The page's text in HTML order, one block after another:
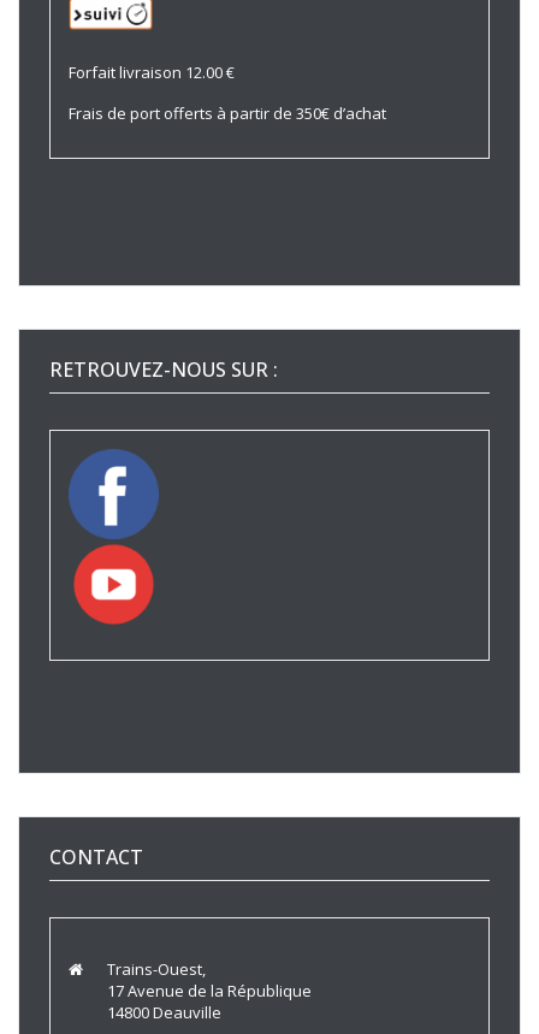
Forfait livraison 12.00 €
Frais de port offerts à partir de 350€ d’achat
RETROUVEZ-NOUS SUR :
CONTACT
Trains-Ouest,
17 Avenue de la République
14800 Deauville